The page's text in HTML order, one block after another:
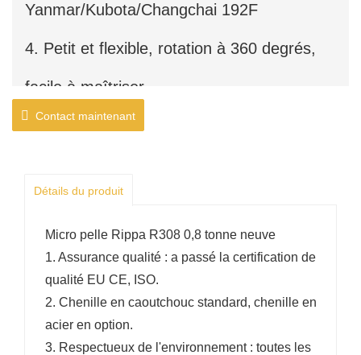
Yanmar/Kubota/Changchai 192F
4. Petit et flexible, rotation à 360 degrés,
facile à maîtriser
Contact maintenant
Détails du produit
Micro pelle Rippa R308 0,8 tonne neuve
1. Assurance qualité : a passé la certification de
qualité EU CE, ISO.
2. Chenille en caoutchouc standard, chenille en
acier en option.
3. Respectueux de l'environnement : toutes les